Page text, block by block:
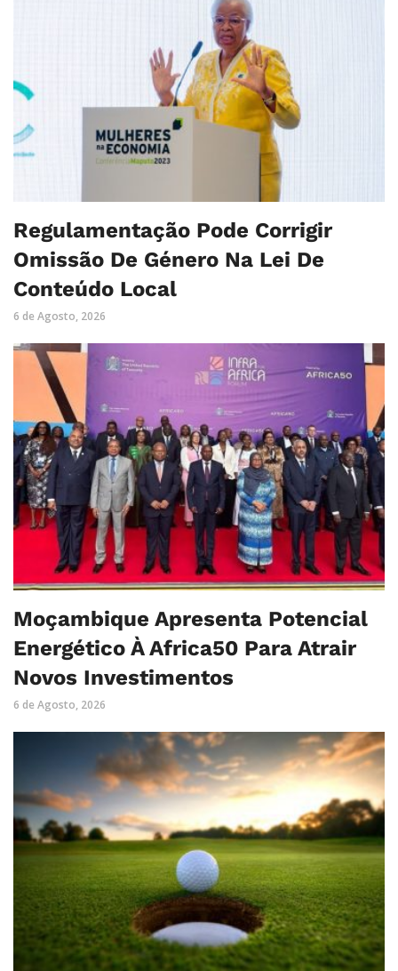
Regulamentação Pode Corrigir
Omissão De Género Na Lei De
Conteúdo Local
6 de Agosto, 2026
Moçambique Apresenta Potencial
Energético À Africa50 Para Atrair
Novos Investimentos
6 de Agosto, 2026